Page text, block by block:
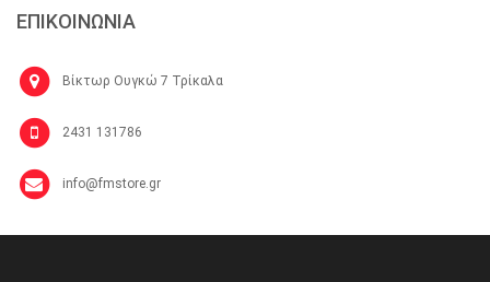
ΕΠΙΚΟΙΝΩΝΙΑ
Βίκτωρ Ουγκώ 7 Τρίκαλα
2431 131786
info@fmstore.gr